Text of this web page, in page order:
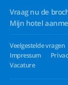
Vraag nu de
Mijn hotel
Veelgestelde vragen
Impressum
Vacature